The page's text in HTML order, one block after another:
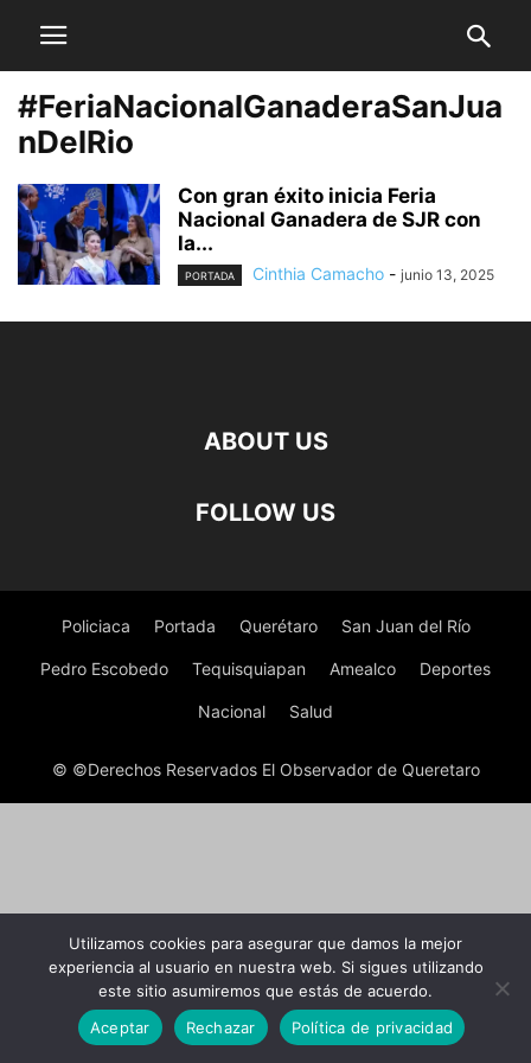
#FeriaNacionalGanaderaSanJua
nDelRio
Con gran éxito inicia Feria
Nacional Ganadera de SJR con
la...
PORTADA Cinthia Camacho - junio 13, 2025
ABOUT US
FOLLOW US
Policiaca Portada Querétaro San Juan del Río
Pedro Escobedo Tequisquiapan Amealco Deportes
Nacional Salud
© ©Derechos Reservados El Observador de Queretaro
Utilizamos cookies para asegurar que damos la mejor
experiencia al usuario en nuestra web. Si sigues utilizando
este sitio asumiremos que estás de acuerdo.
Aceptar
Rechazar Política de privacidad